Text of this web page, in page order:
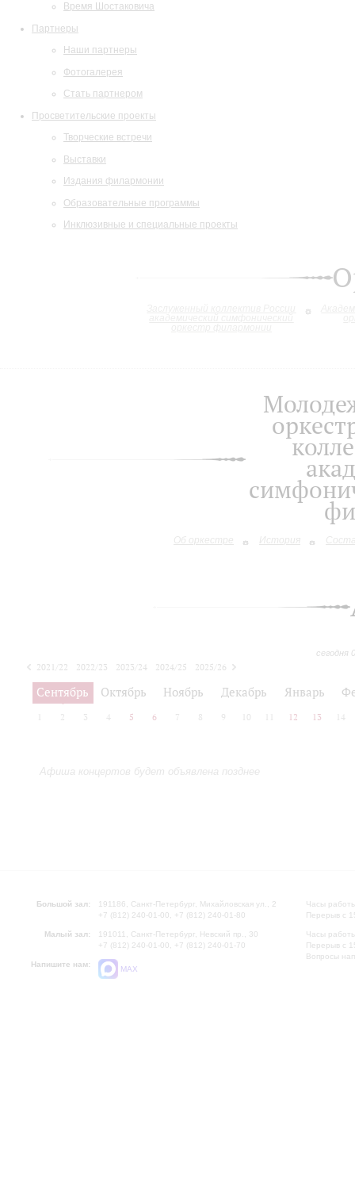
Время Шостаковича
Партнеры
Наши партнеры
Фотогалерея
Стать партнером
Просветительские проекты
Творческие встречи
Выставки
Издания филармонии
Образовательные программы
Инклюзивные и специальные проекты
Об оркестре История
сегодня
2021/22 2022/23 2023/24 2024/25
2025/26
2026/27
Сентябрь Октябрь Ноябрь Декабрь Январь
2 3 4 5 6 7 8 9 10 12 13 14
Афиша концертов будет объявлена позднее
Большой зал:
191186, Санкт-Петербург, Михайловская ул., 2
+7 (812) 240-01-00, +7 (812) 240-01-80
Малый зал:
191011, Санкт-Петербург, Невский пр., 30
+7 (812) 240-01-00, +7 (812) 240-01-70
Напишите нам:
MAX
Часы
Перерыв с
Часы
Перерыв с
Вопросы